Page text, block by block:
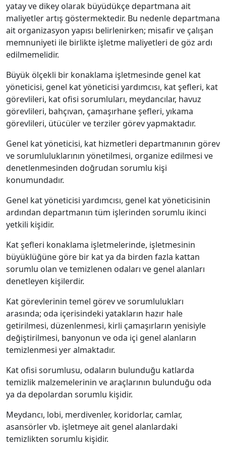
yatay ve dikey olarak büyüdükçe departmana ait
maliyetler artış göstermektedir. Bu nedenle departmana
ait organizasyon yapısı belirlenirken; misafir ve çalışan
memnuniyeti ile birlikte işletme maliyetleri de göz ardı
edilmemelidir.
Büyük ölçekli bir konaklama işletmesinde genel kat
yöneticisi, genel kat yöneticisi yardımcısı, kat şefleri, kat
görevlileri, kat ofisi sorumluları, meydancılar, havuz
görevlileri, bahçıvan, çamaşırhane şefleri, yıkama
görevlileri, ütücüler ve terziler görev yapmaktadır.
Genel kat yöneticisi, kat hizmetleri departmanının görev
ve sorumluluklarının yönetilmesi, organize edilmesi ve
denetlenmesinden doğrudan sorumlu kişi
konumundadır.
Genel kat yöneticisi yardımcısı, genel kat yöneticisinin
ardından departmanın tüm işlerinden sorumlu ikinci
yetkili kişidir.
Kat şefleri konaklama işletmelerinde, işletmesinin
büyüklüğüne göre bir kat ya da birden fazla kattan
sorumlu olan ve temizlenen odaları ve genel alanları
denetleyen kişilerdir.
Kat görevlerinin temel görev ve sorumlulukları
arasında; oda içerisindeki yatakların hazır hale
getirilmesi, düzenlenmesi, kirli çamaşırların yenisiyle
değiştirilmesi, banyonun ve oda içi genel alanların
temizlenmesi yer almaktadır.
Kat ofisi sorumlusu, odaların bulunduğu katlarda
temizlik malzemelerinin ve araçlarının bulunduğu oda
ya da depolardan sorumlu kişidir.
Meydancı, lobi, merdivenler, koridorlar, camlar,
asansörler vb. işletmeye ait genel alanlardaki
temizlikten sorumlu kişidir.